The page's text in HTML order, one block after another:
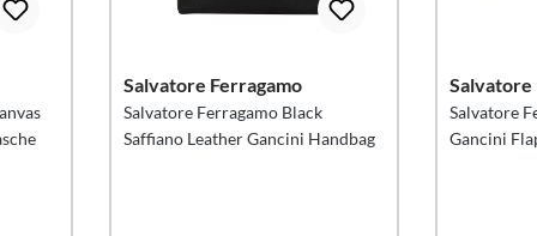
Salvatore Ferragamo
Salvatore Ferragamo Black
Saffiano Leather Gancini Handbag
Salvatore
Salvatore
Gancini